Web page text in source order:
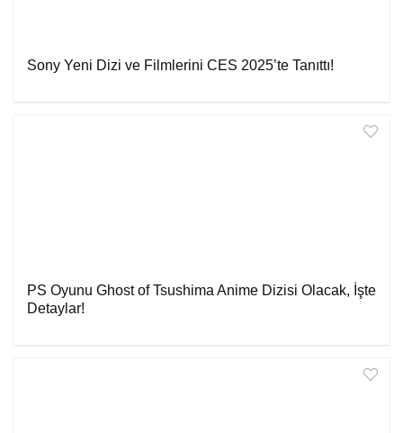
Sony Yeni Dizi ve Filmlerini CES 2025’te Tanıttı!
PS Oyunu Ghost of Tsushima Anime Dizisi Olacak, İşte
Detaylar!